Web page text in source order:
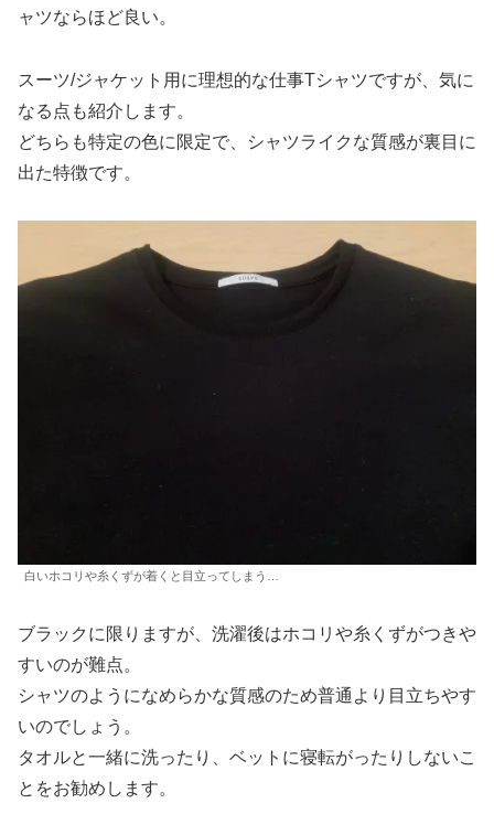
ャツならほど良い。
スーツ/ジャケット用に理想的な仕事Tシャツですが、気に
なる点も紹介します。
どちらも特定の色に限定で、シャツライクな質感が裏目に
出た特徴です。
白いホコリや糸くずが着くと目立ってしまう…
ブラックに限りますが、洗濯後はホコリや糸くずがつきや
すいのが難点。
シャツのようになめらかな質感のため普通より目立ちやす
いのでしょう。
タオルと一緒に洗ったり、ベットに寝転がったりしないこ
とをお勧めします。